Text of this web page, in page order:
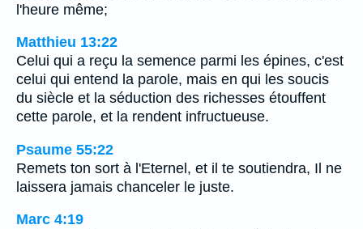
l'heure même;
Matthieu 13:22
Celui qui a reçu la semence parmi les épines, c'est
celui qui entend la parole, mais en qui les soucis
du siècle et la séduction des richesses étouffent
cette parole, et la rendent infructueuse.
Psaume 55:22
Remets ton sort à l'Eternel, et il te soutiendra, Il ne
laissera jamais chanceler le juste.
Marc 4:19